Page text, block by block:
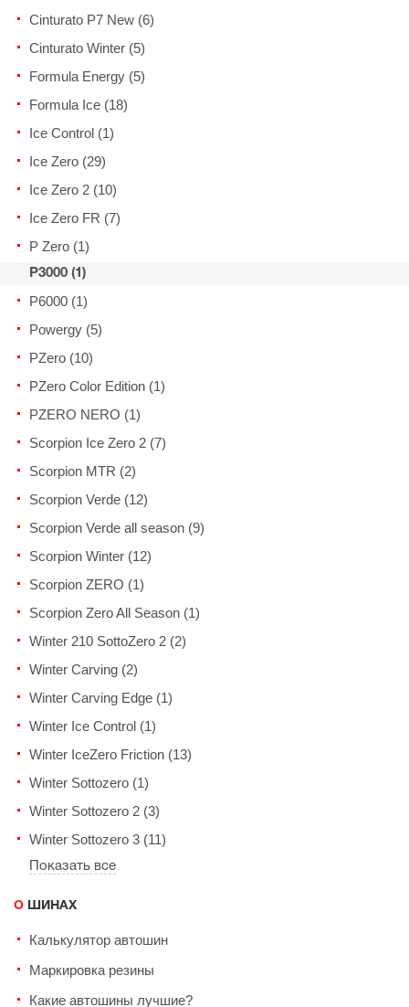
Cinturato P7 New (6)
Cinturato Winter (5)
Formula Energy (5)
Formula Ice (18)
Ice Control (1)
Ice Zero (29)
Ice Zero 2 (10)
Ice Zero FR (7)
P Zero (1)
P3000 (1)
P6000 (1)
Powergy (5)
PZero (10)
PZero Color Edition (1)
PZERO NERO (1)
Scorpion Ice Zero 2 (7)
Scorpion MTR (2)
Scorpion Verde (12)
Scorpion Verde all season (9)
Scorpion Winter (12)
Scorpion ZERO (1)
Scorpion Zero All Season (1)
Winter 210 SottoZero 2 (2)
Winter Carving (2)
Winter Carving Edge (1)
Winter Ice Control (1)
Winter IceZero Friction (13)
Winter Sottozero (1)
Winter Sottozero 2 (3)
Winter Sottozero 3 (11)
Показать все
О ШИНАХ
Калькулятор автошин
Маркировка резины
Какие автошины лучшие?